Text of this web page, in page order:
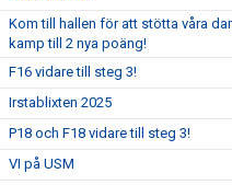
Kom till hallen för att stötta våra
kamp till 2 nya poäng!
F16 vidare till steg 3!
Irstablixten 2025
P18 och F18 vidare till steg 3!
VI på USM